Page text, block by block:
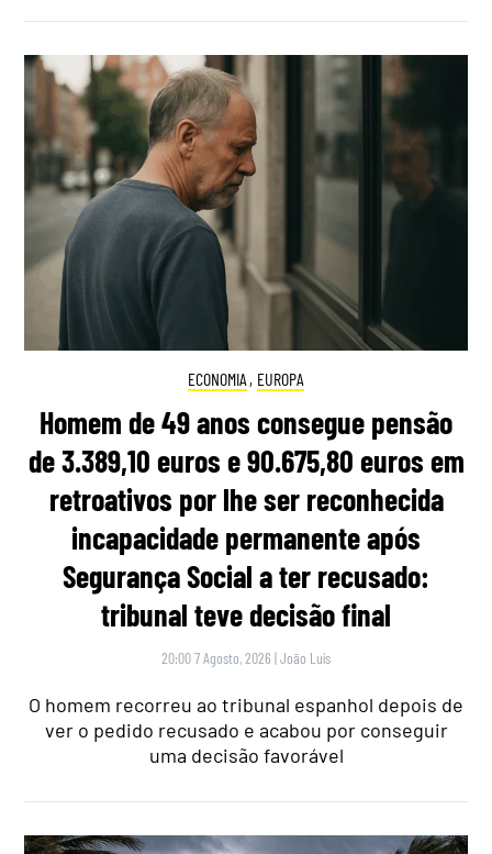
ECONOMIA , EUROPA
Homem de 49 anos consegue pensão
de 3.389,10 euros e 90.675,80 euros em
retroativos por lhe ser reconhecida
incapacidade permanente após
Segurança Social a ter recusado:
tribunal teve decisão final
20:00 7 Agosto, 2026 |João Luís
O homem recorreu ao tribunal espanhol depois de
ver o pedido recusado e acabou por conseguir
uma decisão favorável